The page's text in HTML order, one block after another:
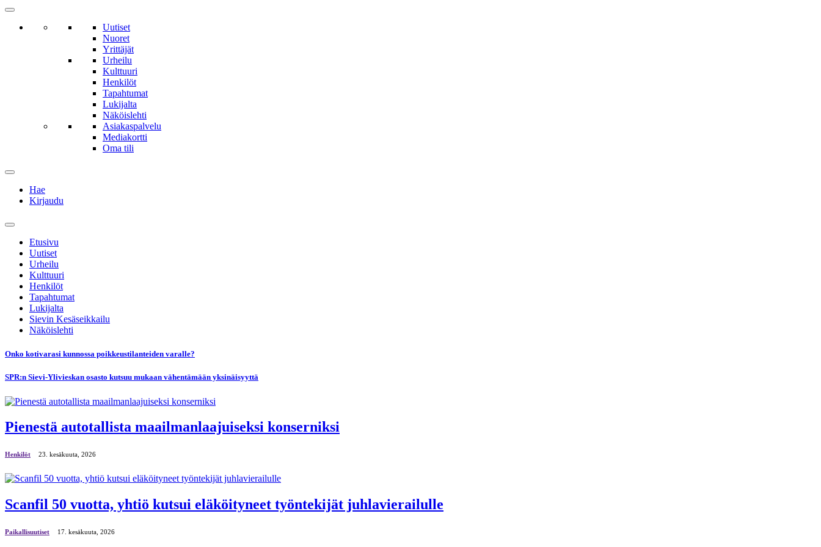
Uutiset
Nuoret
Yrittäjät
Urheilu
Kulttuuri
Henkilöt
Tapahtumat
Lukijalta
Näköislehti
Asiakaspalvelu
Mediakortti
Oma tili
Hae
Kirjaudu
Etusivu
Uutiset
Urheilu
Kulttuuri
Henkilöt
Tapahtumat
Lukijalta
Sievin Kesäseikkailu
Näköislehti
Onko kotivarasi kunnossa poikkeustilanteiden varalle?
SPR:n Sievi-Ylivieskan osasto kutsuu mukaan vähentämään yksinäisyyttä
Pienestä autotallista maailmanlaajuiseksi konserniksi
Henkilöt 23. kesäkuuta, 2026
Scanfil 50 vuotta, yhtiö kutsui eläköityneet työntekijät juhlavierailulle
Paikallisuutiset 17. kesäkuuta, 2026